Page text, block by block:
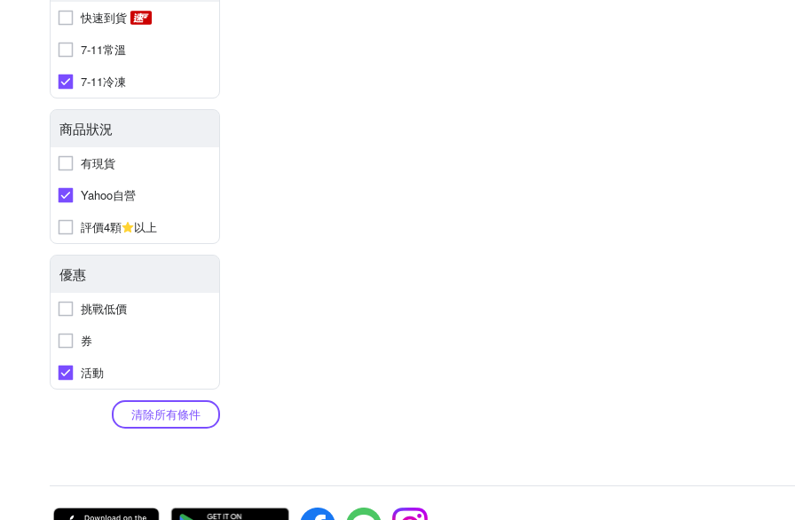
快速到貨
7-11常溫
7-11冷凍
商品狀況
有現貨
Yahoo自營
評價4顆
以上
優惠
挑戰低價
券
活動
清除所有條件